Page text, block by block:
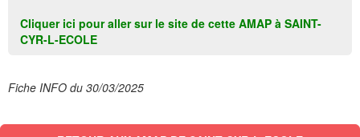
Cliquer ici pour aller sur le site de cette AMAP à SAINT-
CYR-L-ECOLE
Fiche INFO du 30/03/2025